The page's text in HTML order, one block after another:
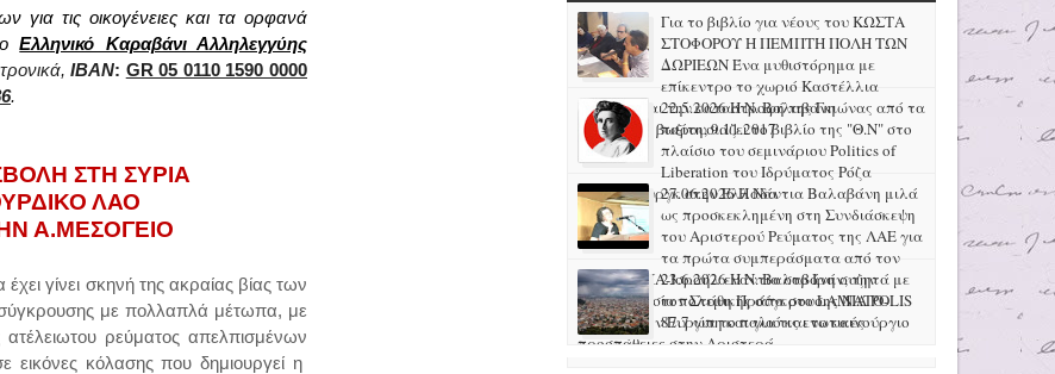
για τις οικογένειες και τα ορφανά
Ελληνικό Καραβάνι Αλληλεγγύης
IBΑΝ: GR 05 0110 1590 0000
.
ΣΤΗ ΣΥΡΙΑ
ΛΑΟ
Α.ΜΕΣΟΓΕΙΟ
γίνει σκηνή της ακραίας βίας των
σύγκρουσης με πολλαπλά μέτωπα, με
ρεύματος απελπισμένων
κόλασης που δημιουργεί η
Για το βιβλίο για νέους του ΚΩΣΤΑ
ΣΤΟΦΟΡΟΥ Η ΠΕΜΠΤΗ ΠΟΛΗ ΤΩΝ
ΔΩΡΙΕΩΝ Ένα μυθιστόρημα με
επίκεντρο το χωριό Καστέλλια
Φωκίδας και την καταστροφή της Γκιώνας από τα
μεταλλεία βωξίτη, 9.11.2017
22.5.2026 H N. Βαλαβάνη
παρουσιάζει το βιβλίο της "Θ.Ν" στο
πλαίσιο του σεμινάριου Politics of
Liberation του Ιδρύματος Ρόζα
Λούξεμπουργκ στην Ελλάδα
27.06.2026 H Νάντια Βαλαβάνη μιλά
ως προσκεκλημένη στη Συνδιάσκεψη
του Αριστερού Ρεύματος της ΛΑΕ για
τα πρώτα συμπεράσματα από τον
πόλεμο ΗΠΑ-Ισραήλ ενάντια στο Ιράν, την
προετοιμασία πολεμικής σύγκρουσης ΝΑΤΟ-
Ρωσίας στην Ευρώπη και για τις ενωτικές
προσπάθειες στην Αριστερά
23.6.2026 Η Ν. Βαλαβάνη συζητά με
τον Στάθη Πράπα στο LAMIA POLIS
87.7 για το παλιό και το καινούργιο